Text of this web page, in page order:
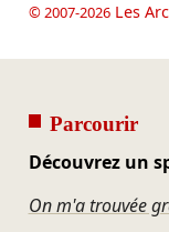
© 2007-2026Les
Parcourir
Découvrez un
On m'a trouvée